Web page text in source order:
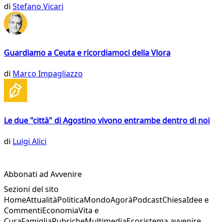
di Stefano Vicari
Guardiamo a Ceuta e ricordiamoci della Vlora
di Marco Impagliazzo
Le due "città" di Agostino vivono entrambe dentro di noi
di Luigi Alici
Abbonati ad Avvenire
Sezioni del sito
HomeAttualitàPoliticaMondoAgoràPodcastChiesaIdee e
CommentiEconomiaVita e